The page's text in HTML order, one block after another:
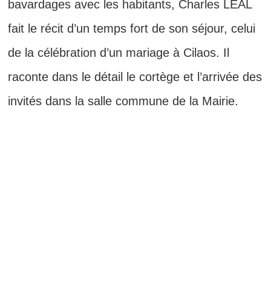
bavardages avec les habitants, Charles LÉAL
fait le récit d’un temps fort de son séjour, celui
de la célébration d’un mariage à Cilaos. Il
raconte dans le détail le cortège et l’arrivée des
invités dans la salle commune de la Mairie.